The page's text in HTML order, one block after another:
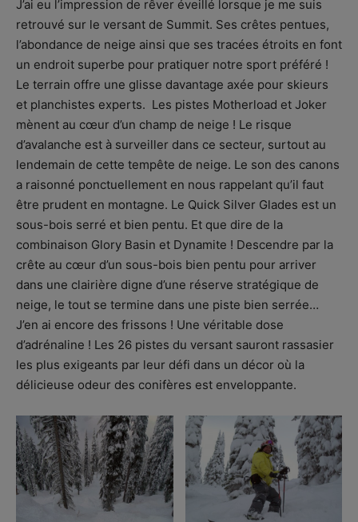
J’ai eu l’impression de rêver éveillé lorsque je me suis
retrouvé sur le versant de Summit. Ses crêtes pentues,
l’abondance de neige ainsi que ses tracées étroits en font
un endroit superbe pour pratiquer notre sport préféré !
Le terrain offre une glisse davantage axée pour skieurs
et planchistes experts. Les pistes Motherload et Joker
mènent au cœur d’un champ de neige ! Le risque
d’avalanche est à surveiller dans ce secteur, surtout au
lendemain de cette tempête de neige. Le son des canons
a raisonné ponctuellement en nous rappelant qu’il faut
être prudent en montagne. Le Quick Silver Glades est un
sous-bois serré et bien pentu. Et que dire de la
combinaison Glory Basin et Dynamite ! Descendre par la
crête au cœur d’un sous-bois bien pentu pour arriver
dans une clairière digne d’une réserve stratégique de
neige, le tout se termine dans une piste bien serrée…
J’en ai encore des frissons ! Une véritable dose
d’adrénaline ! Les 26 pistes du versant sauront rassasier
les plus exigeants par leur défi dans un décor où la
délicieuse odeur des conifères est enveloppante.